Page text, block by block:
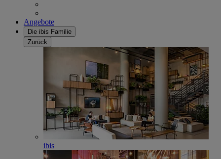
Angebote
Die ibis Familie
Zurück
ibis